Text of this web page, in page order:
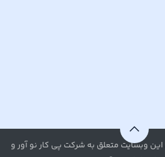
وبسایت متعلق به شرکت پی کار نو آور و